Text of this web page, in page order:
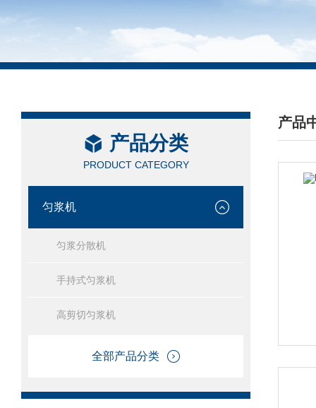
产品分类
PRODUCT CATEGORY
匀浆机
匀浆分散机
手持式匀浆机
高剪切匀浆机
全部产品分类
产品
/